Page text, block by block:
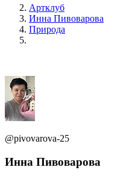
Артклуб
Инна Пивоварова
Природа
@pivovarova-25
Инна Пивоварова